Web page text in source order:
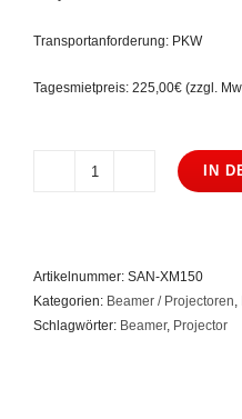
Transportanforderung: PKW
Tagesmietpreis: 225,00€ (zzgl.
Sanyo
IN
Artikelnummer: SAN-XM150
Kategorien: Beamer / Projectoren,
Schlagwörter: Beamer, Projector